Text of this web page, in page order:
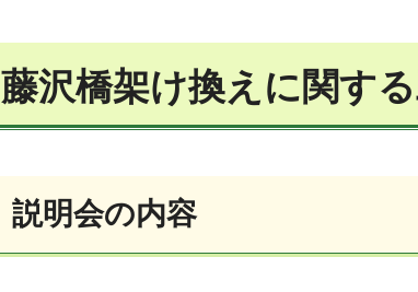
藤沢橋架け換えに関す
説明会の内容